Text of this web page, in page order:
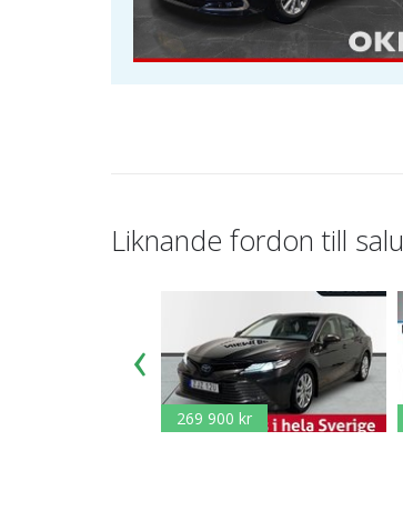
Liknande fordon till salu
269 900 kr